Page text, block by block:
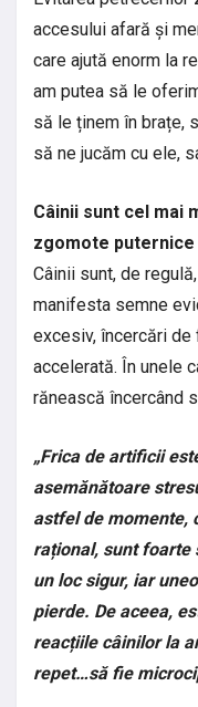
accesului afară și
care ajută enorm la
am putea să le
să le ținem în brațe,
să ne jucăm cu ele,
Câinii sunt cel mai
zgomote puternice
Câinii sunt, de
manifesta semne
excesiv, încercări
accelerată. În unele
rănească încercând
„Frica de artificii
asemănătoare
astfel de momente,
rațional, sunt foarte
un loc sigur, iar
pierde. De aceea,
reacțiile câinilor la
repet…să fie